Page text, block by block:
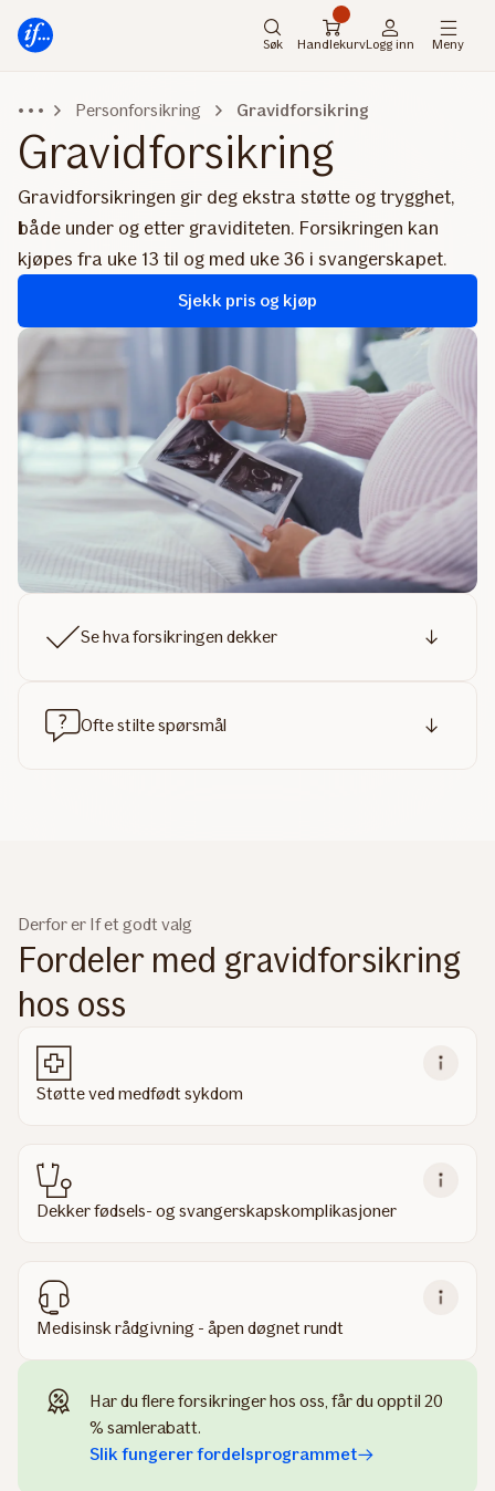
innhold
Søk HandlekurvLogg inn Meny
Personforsikring Gravidforsikring
Gravidforsikring
Gravidforsikringen gir deg ekstra støtte og trygghet,
både under og etter graviditeten. Forsikringen kan
kjøpes fra uke 13 til og med uke 36 i svangerskapet.
Sjekk pris og kjøp
Se hva forsikringen dekker
Ofte stilte spørsmål
Derfor er If et godt valg
Fordeler med gravidforsikring
hos oss
Støtte ved medfødt sykdom
Dekker fødsels- og svangerskapskomplikasjoner
Medisinsk rådgivning - åpen døgnet rundt
Har du flere forsikringer hos oss, får du opptil 20
% samlerabatt.
Slik fungerer fordelsprogrammet